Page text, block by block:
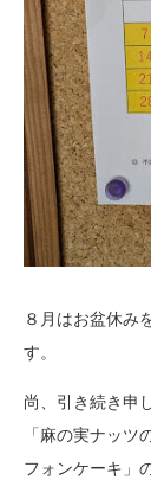
８月はお盆休み
す。
尚、引き続き申
「麻の実ナッ
フォンケーキ」